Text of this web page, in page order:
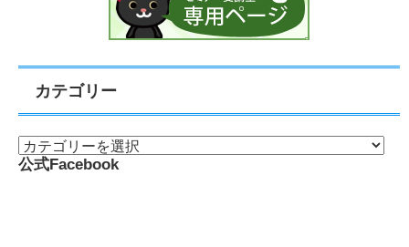
カテゴリー
公式Facebook